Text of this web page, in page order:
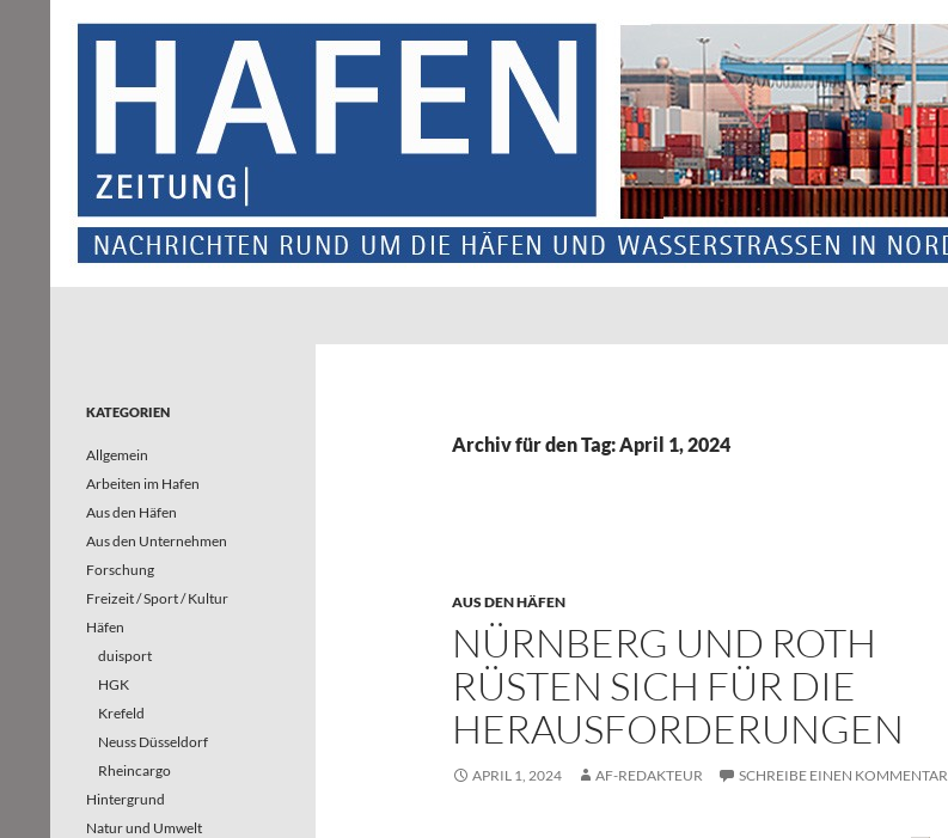
Archiv für den Tag: April 1, 2024
AUS DEN HÄFEN
NÜRNBERG UND ROTH
RÜSTEN SICH FÜR DIE
HERAUSFORDERUNGEN
APRIL 1, 2024 AF-REDAKTEUR SCHREIBE EINEN KOMMENTAR
KATEGORIEN
Allgemein
Arbeiten im Hafen
Aus den Häfen
Aus den Unternehmen
Forschung
Freizeit / Sport / Kultur
Häfen
duisport
HGK
Krefeld
Neuss Düsseldorf
Rheincargo
Hintergrund
Natur und Umwelt